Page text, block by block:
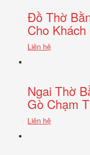
Đồ Thờ
Cho
Liên hệ
Ngai Thờ
Gò Chạm
Liên hệ